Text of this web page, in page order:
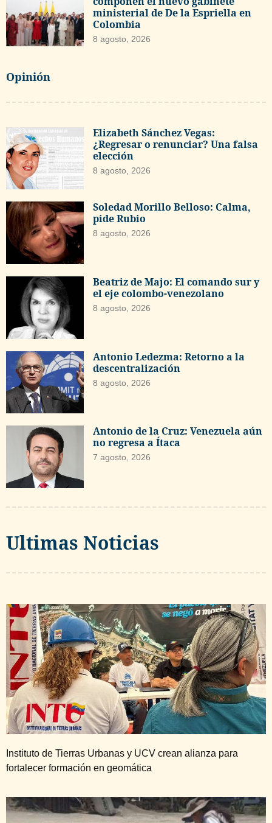
ministerial de De la Espriella en
Colombia
8 agosto, 2026
Opinión
Elizabeth Sánchez Vegas:
¿Regresar o renunciar? Una falsa
elección
8 agosto, 2026
Soledad Morillo Belloso: Calma,
pide Rubio
8 agosto, 2026
Beatriz de Majo: El comando sur y
el eje colombo-venezolano
8 agosto, 2026
Antonio Ledezma: Retorno a la
descentralización
8 agosto, 2026
Antonio de la Cruz: Venezuela aún
no regresa a Ítaca
7 agosto, 2026
Ultimas Noticias
Instituto de Tierras Urbanas y UCV crean alianza para
fortalecer formación en geomática